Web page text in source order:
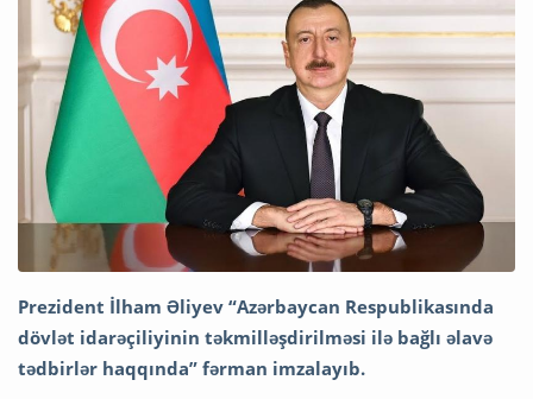
Prezident İlham Əliyev “Azərbaycan Respublikasında
dövlət idarəçiliyinin təkmilləşdirilməsi ilə bağlı əlavə
tədbirlər haqqında” fərman imzalayıb.